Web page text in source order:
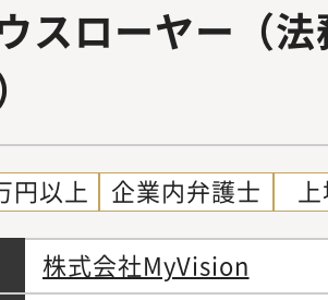
スローヤー（
円以上 企業内弁護士
株式会社MyVision